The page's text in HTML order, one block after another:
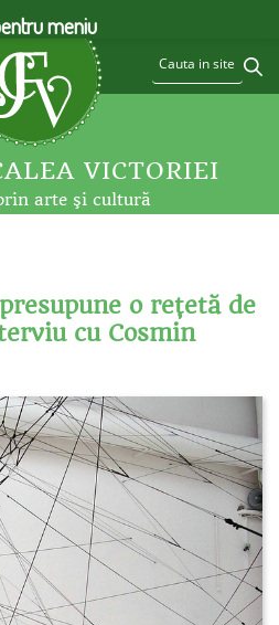
VICTORIEI
arte şi cultură
o reţetă de
cu Cosmin
meniu